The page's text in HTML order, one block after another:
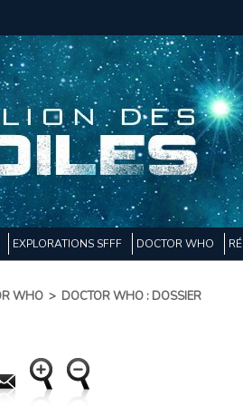
EXPLORATIONS SFFF DOCTOR WHO
WHO > DOCTOR WHO : DOSSIER